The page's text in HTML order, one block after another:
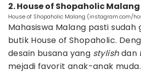
2. House of Shopaholic Malang
House of Shopaholic Malang (instagram.com/
Mahasiswa Malang pasti sudah
butik House of Shopaholic.
desain busana yang stylishdan
mejadi favorit anak-anak